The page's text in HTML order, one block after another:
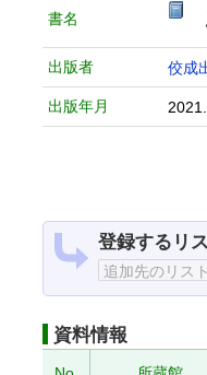
書名
出版者 佼成
出版年月
登録するリ
資料情報